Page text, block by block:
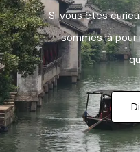
Si vous êtes
sommes là